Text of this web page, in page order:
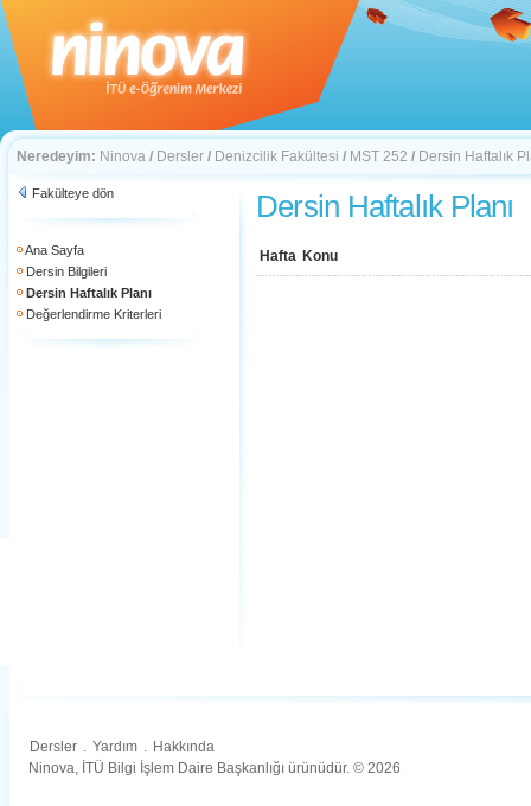
Neredeyim: Ninova / Dersler / Denizcilik Fakültesi / MST 252 / Dersin Haftalık
Fakülteye dön
Ana Sayfa
Dersin Bilgileri
Dersin Haftalık Planı
Değerlendirme Kriterleri
Dersin Haftalık Planı
Hafta Konu
Dersler . Yardım . Hakkında
Ninova, İTÜ Bilgi İşlem Daire Başkanlığı ürünüdür. © 2026